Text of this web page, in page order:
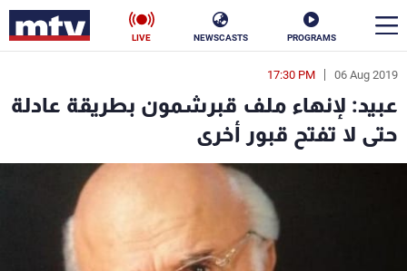
PROGRAMS
NEWSCASTS
LIVE
06 Aug 2019
17:30 PM
عبيد: لإنهاء ملف قبرشمون بطريقة عادلة
حتى لا تفتح قبور أخرى
en
الأخبار
سياسة ناس
رياضة